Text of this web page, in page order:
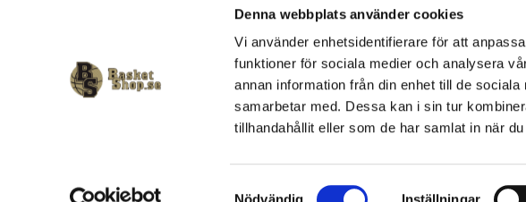
Denna webbplats använder cookies
Vi använder enhetsidentifierare för att
funktioner för sociala medier och analysera
annan information från din enhet till de
samarbetar med. Dessa kan i sin tur
tillhandahållit eller som de har samlat in när
Nödvändig Inställningar